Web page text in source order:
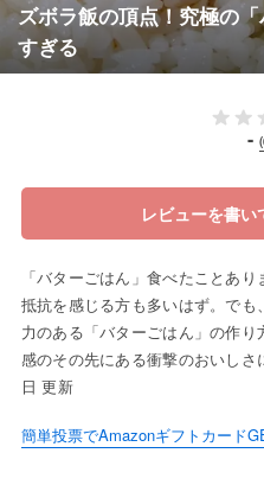
ズボラ飯の頂点！究極の
すぎる
-
レビューを書
「バターごはん」食べたことあ
抵抗を感じる方も多いはず。で
力のある「バターごはん」の作
感のその先にある衝撃のおいし
日 更新
簡単投票でAmazonギフトカード